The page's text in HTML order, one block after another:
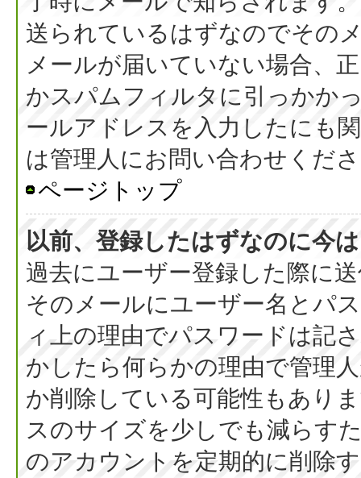
送られているはずなのでその
メールが届いていない場合、
かスパムフィルタに引っかか
ールアドレスを入力したにも
は管理人にお問い合わせくだ
ページトップ
以前、登録したはずなのに今
過去にユーザー登録した際に
そのメールにユーザー名とパ
ィ上の理由でパスワードは記
かしたら何らかの理由で管理
か削除している可能性もあり
スのサイズを少しでも減らす
のアカウントを定期的に削除